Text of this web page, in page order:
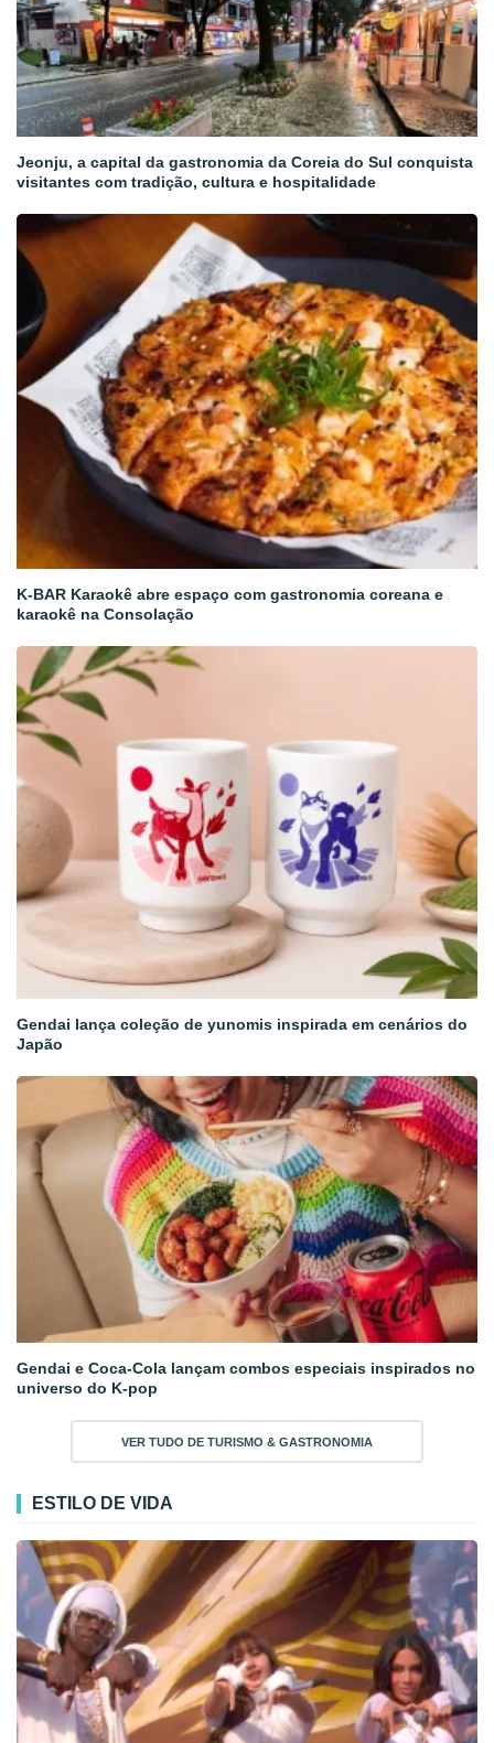
Jeonju, a capital da gastronomia da Coreia do Sul conquista
visitantes com tradição, cultura e hospitalidade
K-BAR Karaokê abre espaço com gastronomia coreana e
karaokê na Consolação
Gendai lança coleção de yunomis inspirada em cenários do
Japão
Gendai e Coca-Cola lançam combos especiais inspirados no
universo do K-pop
VER TUDO DE TURISMO & GASTRONOMIA
ESTILO DE VIDA